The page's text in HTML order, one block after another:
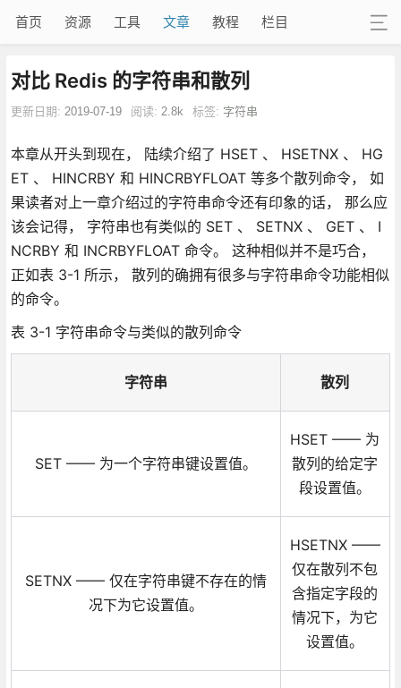
首页 资源 工具 文章 教程 栏目
对比 Redis 的字符串和散列
更新日期: 2019-07-19 阅读: 2.8k 标签: 字符串
本章从开头到现在， 陆续介绍了 HSET 、 HSETNX 、 HG
ET 、 HINCRBY 和 HINCRBYFLOAT 等多个散列命令， 如
果读者对上一章介绍过的字符串命令还有印象的话， 那么应
该会记得， 字符串也有类似的 SET 、 SETNX 、 GET 、 I
NCRBY 和 INCRBYFLOAT 命令。 这种相似并不是巧合，
正如表 3-1 所示， 散列的确拥有很多与字符串命令功能相似
的命令。
表 3-1 字符串命令与类似的散列命令
字符串 散列
SET —— 为一个字符串键设置值。
HSET —— 为
散列的给定字
段设置值。
SETNX —— 仅在字符串键不存在的情
况下为它设置值。
HSETNX ——
仅在散列不包
含指定字段的
情况下，为它
设置值。